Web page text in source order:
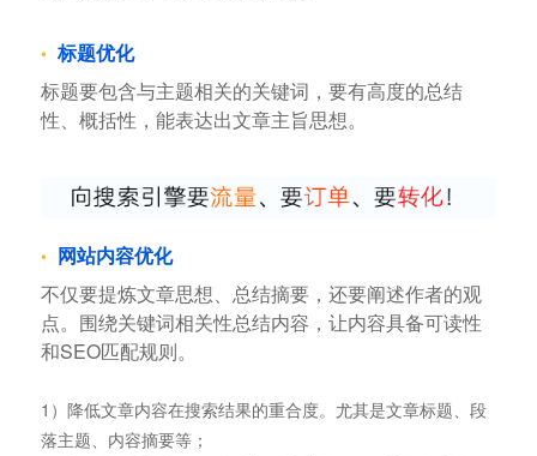
标题优化
标题要包含与主题相关的关键词，要有高度的总结
性、概括性，能表达出文章主旨思想。
网站内容优化
不仅要提炼文章思想、总结摘要，还要阐述作者的观
点。围绕关键词相关性总结内容，让内容具备可读性
和SEO匹配规则。
1）降低文章内容在搜索结果的重合度。尤其是文章标题、段
落主题、内容摘要等；